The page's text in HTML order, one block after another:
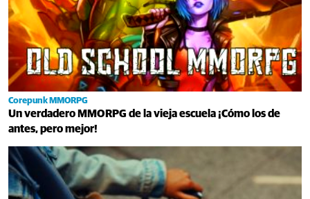
Corepunk MMORPG
Un verdadero MMORPG de la vieja escuela ¡Cómo los de
antes, pero mejor!